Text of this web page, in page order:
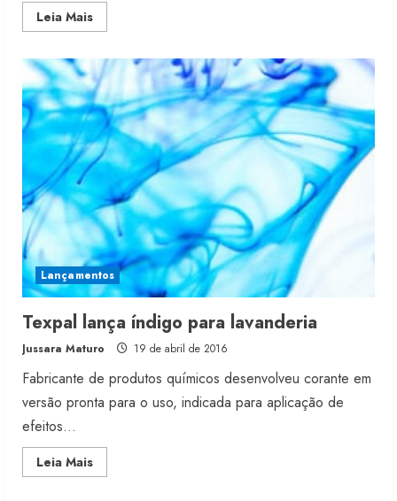
Leia MaisRead
more
lavanderias
fecham
no
Brasil
Lançamentos
Texpal lança índigo para lavanderia
Jussara Maturo 19 de abril de 2016
Fabricante de produtos químicos desenvolveu corante em
versão pronta para o uso, indicada para aplicação de
efeitos...
Leia MaisRead
more